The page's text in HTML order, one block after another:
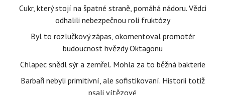
Cukr, který stojí na špatné straně, pomáhá nádoru. Vědci
odhalili nebezpečnou roli fruktózy
Byl to rozlučkový zápas, okomentoval promotér
budoucnost hvězdy Oktagonu
Chlapec snědl sýr a zemřel. Mohla za to běžná bakterie
Barbaři nebyli primitivní, ale sofistikovaní. Historii totiž
psali vítězové